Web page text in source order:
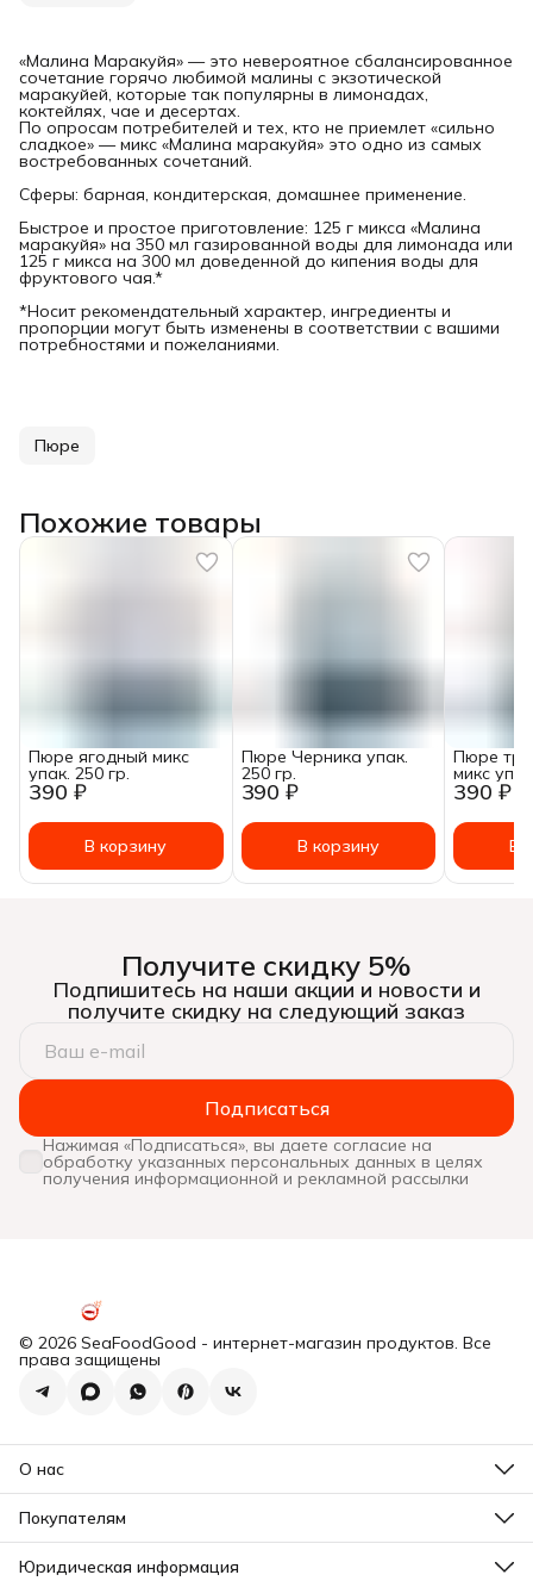
«Малина Маракуйя» — это невероятное сбалансированное
сочетание горячо любимой малины с экзотической
маракуйей, которые так популярны в лимонадах,
коктейлях, чае и десертах.
По опросам потребителей и тех, кто не приемлет «сильно
сладкое» — микс «Малина маракуйя» это одно из самых
востребованных сочетаний.
Сферы: барная, кондитерская, домашнее применение.
Быстрое и простое приготовление: 125 г микса «Малина
маракуйя» на 350 мл газированной воды для лимонада или
125 г микса на 300 мл доведенной до кипения воды для
фруктового чая.*
*Носит рекомендательный характер, ингредиенты и
пропорции могут быть изменены в соответствии с вашими
потребностями и пожеланиями.
Пюре
Похожие товары
390 ₽
Пюре ягодный микс
упак. 250 гр.
В корзину
390 ₽
Пюре Черника упак.
250 гр.
В корзину
390 ₽
Пюре
микс
В
Получите скидку 5%
Подпишитесь на наши акции и новости и
получите скидку на следующий заказ
Подписаться
Нажимая «Подписаться», вы даете согласие на
обработку указанных персональных данных в целях
получения информационной и рекламной рассылки
© 2026 SeaFoodGood - интернет-магазин продуктов. Все
права защищены
О нас
Все новости
Почему мы?
Отзывы
Покупателям
Действующие акции
Программа лояльности
Юридическая информация